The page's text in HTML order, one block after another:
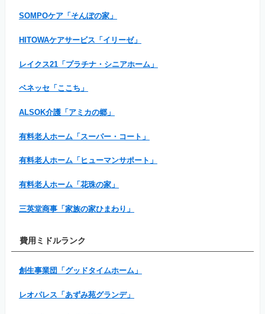
SOMPOケア「そんぽの家」
HITOWAケアサービス「イリーゼ」
レイクス21「プラチナ・シニアホーム」
ベネッセ「ここち」
ALSOK介護「アミカの郷」
有料老人ホーム「スーパー・コート」
有料老人ホーム「ヒューマンサポート」
有料老人ホーム「花珠の家」
三英堂商事「家族の家ひまわり」
費用ミドルランク
創生事業団「グッドタイムホーム」
レオパレス「あずみ苑グランデ」